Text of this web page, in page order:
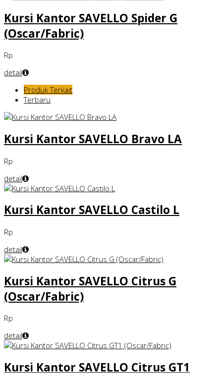
Kursi Kantor SAVELLO Spider G
(Oscar/Fabric)
Rp
detail
Produk Terkait
Terbaru
Kursi Kantor SAVELLO Bravo LA
Rp
detail
Kursi Kantor SAVELLO Castilo L
Rp
detail
Kursi Kantor SAVELLO Citrus G
(Oscar/Fabric)
Rp
detail
Kursi Kantor SAVELLO Citrus GT1